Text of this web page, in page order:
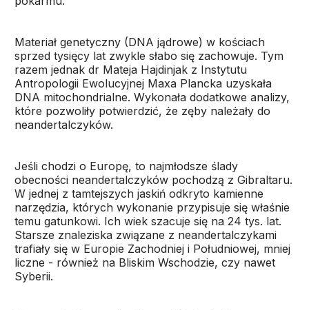
Materiał genetyczny (DNA jądrowe) w kościach
sprzed tysięcy lat zwykle słabo się zachowuje. Tym
razem jednak dr Mateja Hajdinjak z Instytutu
Antropologii Ewolucyjnej Maxa Plancka uzyskała
DNA mitochondrialne. Wykonała dodatkowe analizy,
które pozwoliły potwierdzić, że zęby należały do
neandertalczyków.
Jeśli chodzi o Europę, to najmłodsze ślady
obecności neandertalczyków pochodzą z Gibraltaru.
W jednej z tamtejszych jaskiń odkryto kamienne
narzędzia, których wykonanie przypisuje się właśnie
temu gatunkowi. Ich wiek szacuje się na 24 tys. lat.
Starsze znaleziska związane z neandertalczykami
trafiały się w Europie Zachodniej i Południowej, mniej
liczne - również na Bliskim Wschodzie, czy nawet
Syberii.